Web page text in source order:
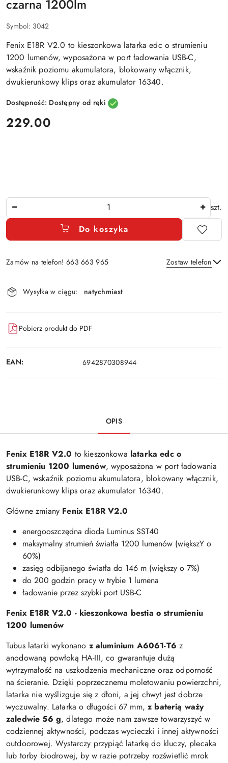
czarna 1200lm
Symbol: 3042
Fenix E18R V2.0 to kieszonkowa latarka edc o strumieniu
1200 lumenów, wyposażona w port ładowania USB-C,
wskaźnik poziomu akumulatora, blokowany włącznik,
dwukierunkowy klips oraz akumulator 16340.
Dostępność: Dostępny od ręki
cena:
229.00
szt.
Do koszyka
Zamów na telefon! 663 663 965 Zostaw telefon
Dostępność
i
dostawa
Wysyłka w ciągu: natychmiast
Pobierz produkt do PDF
EAN: 6942870308944
OPIS
Fenix E18R V2.0 to kieszonkowa latarka edc o
strumieniu 1200 lumenów, wyposażona w port ładowania
USB-C, wskaźnik poziomu akumulatora, blokowany włącznik,
dwukierunkowy klips oraz akumulator 16340.
Główne zmiany Fenix E18R V2.0
energooszczędna dioda Luminus SST40
maksymalny strumień światła 1200 lumenów (większY o
60%)
zasięg odbijanego światła do 146 m (większy o 7%)
do 200 godzin pracy w trybie 1 lumena
ładowanie przez szybki port USB-C
Fenix E18R V2.0 - kieszonkowa bestia o strumieniu
1200 lumenów
Tubus latarki wykonano z aluminium A6061-T6 z
anodowaną powłoką HA-III, co gwarantuje dużą
wytrzymałość na uszkodzenia mechaniczne oraz odporność
na ścieranie. Dzięki poprzecznemu moletowaniu powierzchni,
latarka nie wyślizguje się z dłoni, a jej chwyt jest dobrze
wyczuwalny. Latarka o długości 67 mm, z baterią waży
zaledwie 56 g, dlatego może nam zawsze towarzyszyć w
codziennej aktywności, podczas wycieczki i innej aktywności
outdoorowej. Wystarczy przypiąć latarkę do kluczy, plecaka
lub torby biodrowej, by w razie potrzeby rozświetlić mrok